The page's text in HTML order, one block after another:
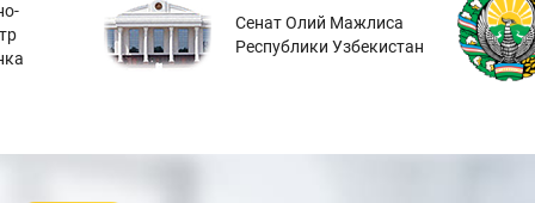
Сенат Олий Мажлиса
Республики Узбекистан